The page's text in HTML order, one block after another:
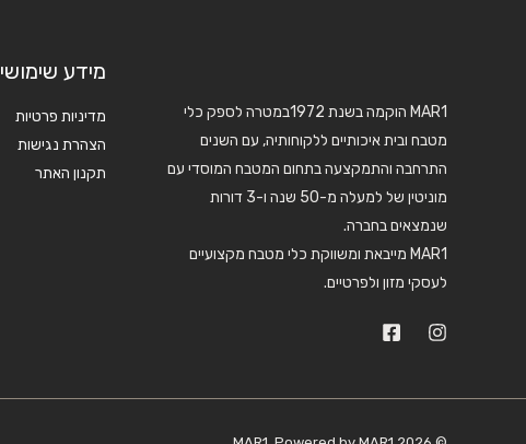
MAR1 הוקמה בשנת 1972במטרה לספק כלי
מטבח ובית איכותיים ללקוחותיה, עם השנים
התרחבה והתמקצעה בתחום המטבח המוסדי עם
מוניטין של למעלה מ-50 שנה ו-3 דורות
שנמצאים בחברה.
MAR1 מייבאת ומשווקת כלי מטבח מקצועיים
לעסקי מזון ולפרטיים.
מידע שימושי
מדיניות פרטיות
הצהרת נגישות
תקנון האתר